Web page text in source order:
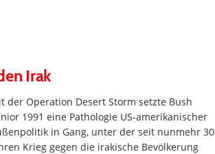
Irak
der Operation Desert Storm setzte Bush
1991 eine Pathologie US-amerikanischer
in Gang, unter der seit nunmehr 30
Krieg gegen die irakische Bevölkerung